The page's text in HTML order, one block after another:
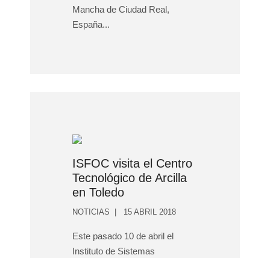
Mancha de Ciudad Real,
España...
ISFOC visita el Centro
Tecnológico de Arcilla
en Toledo
NOTICIAS 15 ABRIL 2018
Este pasado 10 de abril el
Instituto de Sistemas